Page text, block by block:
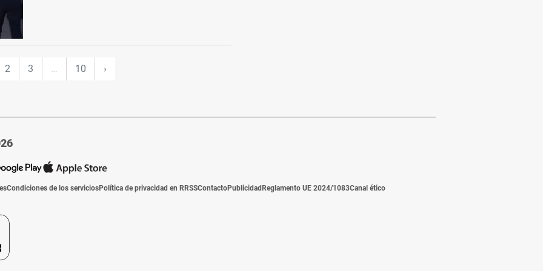
2 3 … 10 ›
Condiciones de los serviciosPolítica de privacidad en RRSSContactoPublicidad Reglamento UE 2024/1083Canal ético